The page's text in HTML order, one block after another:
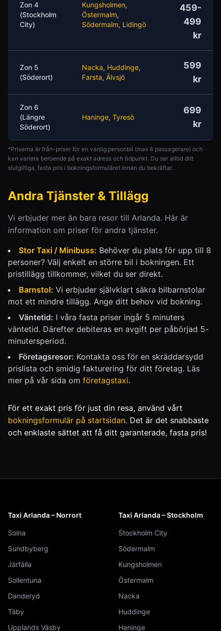
Zon 4
(Stockholm
City)
Kungsholmen,
Östermalm,
Södermalm, Lidingö
459-
499
kr
Zon 5
(Söderort)
Nacka, Huddinge,
Farsta, Älvsjö
599
kr
Zon 6
(Längre
Söderort)
Haninge, Tyresö
699
kr
*Priserna är från-priser för en vanlig personbil (max 4 passagerare) och
kan variera beroende på exakt adress och tidpunkt. Du ser alltid ditt
slutgiltiga, fasta pris i bokningsformuläret innan du bekräftar.
Andra Tjänster & Tillägg
Vi erbjuder mer än bara resor till Arlanda. Här är
information om priser för andra tjänster.
Stor Taxi / Minibuss: Behöver du plats för upp till 8
personer? Välj enkelt en större bil i bokningen. Ett
pristillägg tillkommer, vilket du ser direkt.
Barnstol: Vi erbjuder självklart säkra bilbarnstolar
mot ett mindre tillägg. Ange ditt behov vid bokning.
Väntetid: I våra fasta priser ingår 5 minuters
väntetid. Därefter debiteras en avgift per påbörjad 5-
minutersperiod.
Företagsresor: Kontakta oss för en skräddarsydd
prislista och smidig fakturering för ditt företag. Läs
mer på vår sida om företagstaxi.
För ett exakt pris för just din resa, använd vårt
bokningsformulär på startsidan. Det är det snabbaste
och enklaste sättet att få ditt garanterade, fasta pris!
Taxi Arlanda – Norrort
Solna
Sundbyberg
Järfälla
Sollentuna
Danderyd
Täby
Upplands Väsby
Taxi Arlanda – Stockholm
Stockholm City
Södermalm
Kungsholmen
Östermalm
Nacka
Huddinge
Haninge